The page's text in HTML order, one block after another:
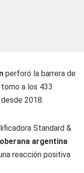
perforó la barrera de
a los 433
2018.
Standard &
argentina
reacción positiva